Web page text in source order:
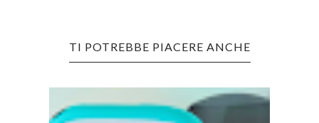
TI POTREBBE PIACERE ANCHE